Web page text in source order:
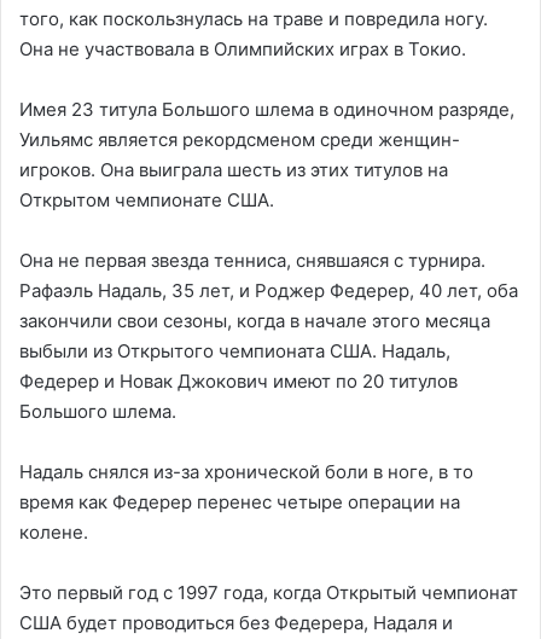
того, как поскользнулась на траве и повредила ногу.
Она не участвовала в Олимпийских играх в Токио.
Имея 23 титула Большого шлема в одиночном разряде,
Уильямс является рекордсменом среди женщин-
игроков. Она выиграла шесть из этих титулов на
Открытом чемпионате США.
Она не первая звезда тенниса, снявшаяся с турнира.
Рафаэль Надаль, 35 лет, и Роджер Федерер, 40 лет, оба
закончили свои сезоны, когда в начале этого месяца
выбыли из Открытого чемпионата США. Надаль,
Федерер и Новак Джокович имеют по 20 титулов
Большого шлема.
Надаль снялся из-за хронической боли в ноге, в то
время как Федерер перенес четыре операции на
колене.
Это первый год с 1997 года, когда Открытый чемпионат
США будет проводиться без Федерера, Надаля и